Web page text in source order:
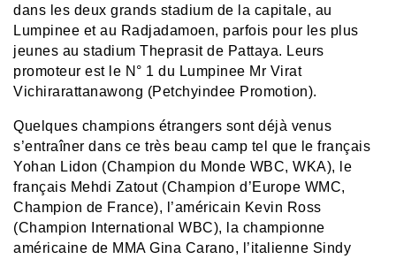
dans les deux grands stadium de la capitale, au
Lumpinee et au Radjadamoen, parfois pour les plus
jeunes au stadium Theprasit de Pattaya. Leurs
promoteur est le N° 1 du Lumpinee Mr Virat
Vichirarattanawong (Petchyindee Promotion).
Quelques champions étrangers sont déjà venus
s’entraîner dans ce très beau camp tel que le français
Yohan Lidon (Champion du Monde WBC, WKA), le
français Mehdi Zatout (Champion d’Europe WMC,
Champion de France), l’américain Kevin Ross
(Champion International WBC), la championne
américaine de MMA Gina Carano, l’italienne Sindy